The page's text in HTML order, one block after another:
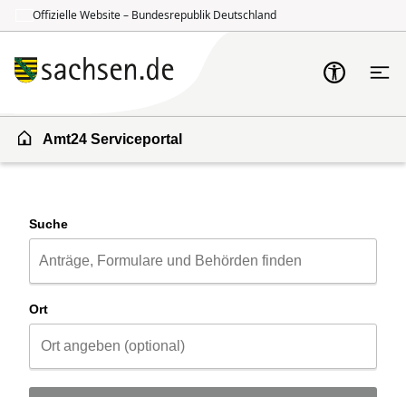
Offizielle Website – Bundesrepublik Deutschland
Amt24 Serviceportal
Suche
Ort